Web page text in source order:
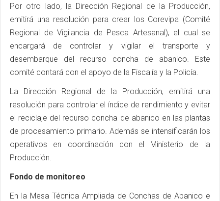
Por otro lado, la Dirección Regional de la Producción,
emitirá una resolución para crear los Corevipa (Comité
Regional de Vigilancia de Pesca Artesanal), el cual se
encargará de controlar y vigilar el transporte y
desembarque del recurso concha de abanico. Este
comité contará con el apoyo de la Fiscalía y la Policía.
La Dirección Regional de la Producción, emitirá una
resolución para controlar el índice de rendimiento y evitar
el reciclaje del recurso concha de abanico en las plantas
de procesamiento primario. Además se intensificarán los
operativos en coordinación con el Ministerio de la
Producción.
Fondo de monitoreo
En la Mesa Técnica Ampliada de Conchas de Abanico e